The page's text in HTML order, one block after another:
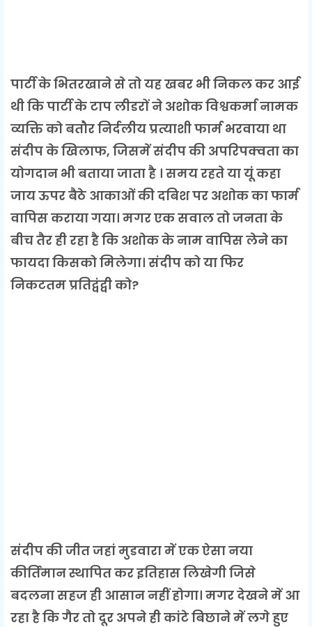
पार्टी के भितरखाने से तो यह खबर भी निकल कर आई
थी कि पार्टी के टाप लीडरों ने अशोक विश्वकर्मा नामक
व्यक्ति को बतौर निर्दलीय प्रत्याशी फार्म भरवाया था
संदीप के खिलाफ, जिसमें संदीप की अपरिपक्वता का
योगदान भी बताया जाता है । समय रहते या यूं कहा
जाय ऊपर बैठे आकाओं की दबिश पर अशोक का फार्म
वापिस कराया गया। मगर एक सवाल तो जनता के
बीच तैर ही रहा है कि अशोक के नाम वापिस लेने का
फायदा किसको मिलेगा। संदीप को या फिर
निकटतम प्रतिद्वंद्वी को?
संदीप की जीत जहां मुडवारा में एक ऐसा नया
कीर्तिमान स्थापित कर इतिहास लिखेगी जिसे
बदलना सहज ही आसान नहीं होगा। मगर देखने में आ
रहा है कि गैर तो दूर अपने ही कांटे बिछाने में लगे हुए